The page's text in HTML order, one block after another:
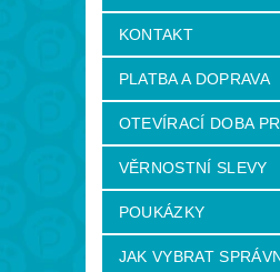
KONTAKT
PLATBA A DOPRAVA
OTEVÍRACÍ DOBA
VĚRNOSTNÍ SLEVY
POUKÁZKY
JAK VYBRAT